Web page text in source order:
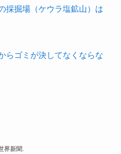
採掘場（ケウラ塩鉱山）は
らゴミが決してなくならな
界新聞.